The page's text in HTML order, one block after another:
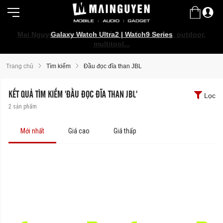
Mai Nguyen Rider Store - Đồ bảo hộ, camping, outdoor,
multitool...
Galaxy Watch Ultra2 | Watch9 Series
Trang chủ Tìm kiếm Đầu đọc đĩa than JBL
KẾT QUẢ TÌM KIẾM 'ĐẦU ĐỌC ĐĨA THAN JBL'
2 sản phẩm
Lọc
Mới nhất Giá cao Giá thấp